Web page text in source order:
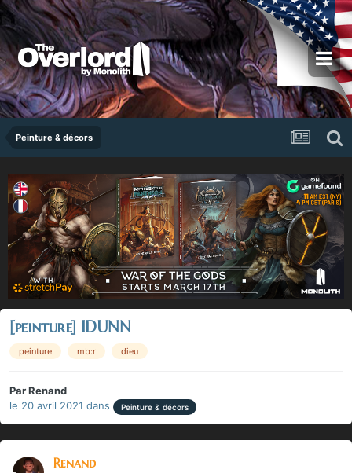
Peinture & décors
[peinture] IDUNN
peinture mb:r dieu
ParRenand
le 20 avril 2021 dans Peinture & décors
Renand